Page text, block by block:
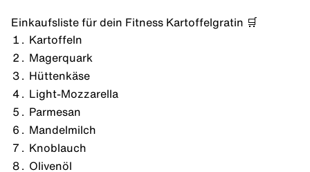
Einkaufsliste für dein Fitness Kartoffelgratin 🛒
Kartoffeln
Magerquark
Hüttenkäse
Light-Mozzarella
Parmesan
Mandelmilch
Knoblauch
Olivenöl